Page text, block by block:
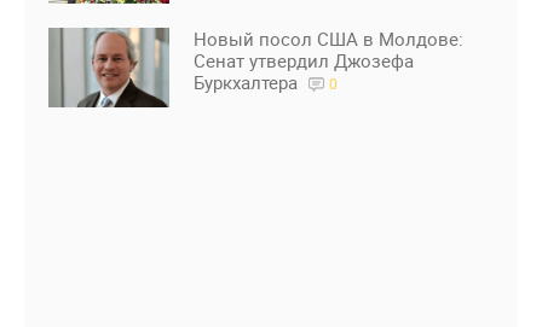
Новый посол США в Молдове:
Сенат утвердил Джозефа
Буркхалтера
0